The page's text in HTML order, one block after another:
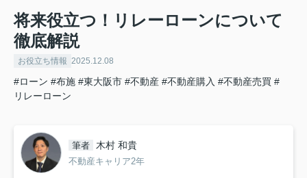
将来役立つ！リレーローンについて
徹底解説
お役立ち情報 2025.12.08
#ローン #布施 #東大阪市 #不動産 #不動産購入 #不動産売買 #
リレーローン
筆者 木村 和貴
不動産キャリア2年